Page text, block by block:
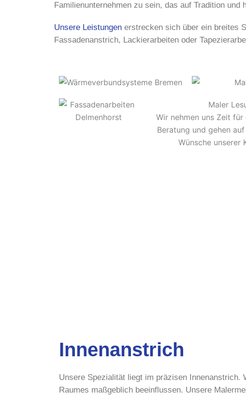
Familienunternehmen zu sein, das auf Tradition und
Unsere Leistungen erstrecken sich über ein breites
Fassadenanstrich, Lackierarbeiten oder
Maler
Wir nehmen uns Zeit für
Beratung und gehen
Wünsche unserer
Innenanstrich
Unsere Spezialität liegt im präzisen Innenanstrich.
Raumes maßgeblich beeinflussen. Unsere